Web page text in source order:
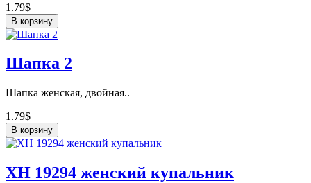
1.79$
В корзину
Шапка 2
Шапка женская, двойная..
1.79$
В корзину
ХН 19294 женский купальник